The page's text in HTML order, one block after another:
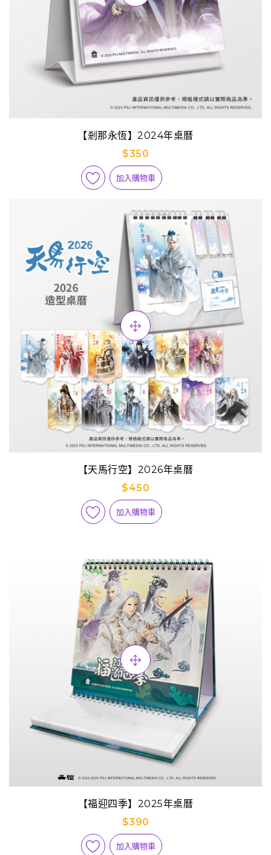
【剎那永恆】2024年桌曆
$350
加入購物車
【天馬行空】2026年桌曆
$450
加入購物車
【福迎四季】2025年桌曆
$390
加入購物車